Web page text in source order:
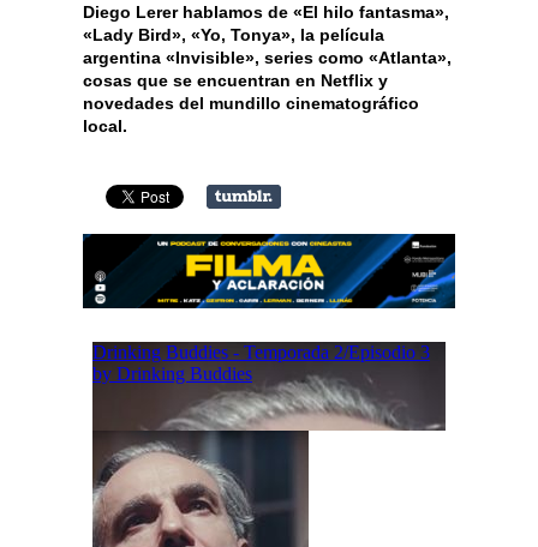
Diego Lerer hablamos de «El hilo fantasma»,
«Lady Bird», «Yo, Tonya», la película
argentina «Invisible», series como «Atlanta»,
cosas que se encuentran en Netflix y
novedades del mundillo cinematográfico
local.